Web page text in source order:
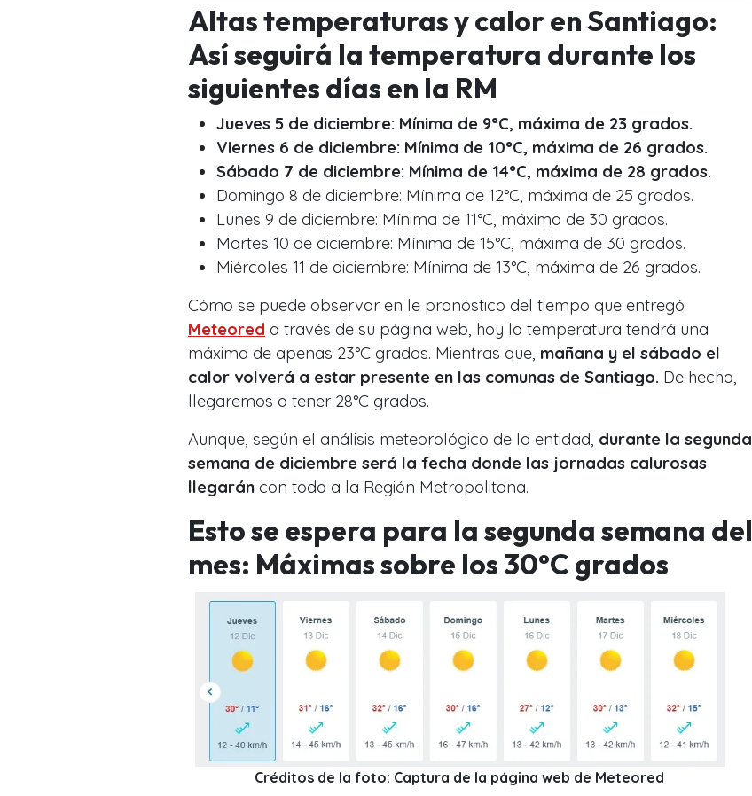
Altas temperaturas y calor en Santiago:
Así seguirá la temperatura durante los
siguientes días en la RM
Jueves 5 de diciembre: Mínima de 9°C, máxima de 23 grados.
Viernes 6 de diciembre: Mínima de 10°C, máxima de 26 grados.
Sábado 7 de diciembre: Mínima de 14°C, máxima de 28 grados.
Domingo 8 de diciembre: Mínima de 12°C, máxima de 25 grados.
Lunes 9 de diciembre: Mínima de 11°C, máxima de 30 grados.
Martes 10 de diciembre: Mínima de 15°C, máxima de 30 grados.
Miércoles 11 de diciembre: Mínima de 13°C, máxima de 26 grados.
Cómo se puede observar en le pronóstico del tiempo que entregó
Meteored a través de su página web, hoy la temperatura tendrá una
máxima de apenas 23°C grados. Mientras que, mañana y el sábado el
calor volverá a estar presente en las comunas de Santiago. De hecho,
llegaremos a tener 28°C grados.
Aunque, según el análisis meteorológico de la entidad, durante la segunda
semana de diciembre será la fecha donde las jornadas calurosas
llegarán con todo a la Región Metropolitana.
Esto se espera para la segunda semana del
mes: Máximas sobre los 30°C grados
Créditos de la foto: Captura de la página web de Meteored